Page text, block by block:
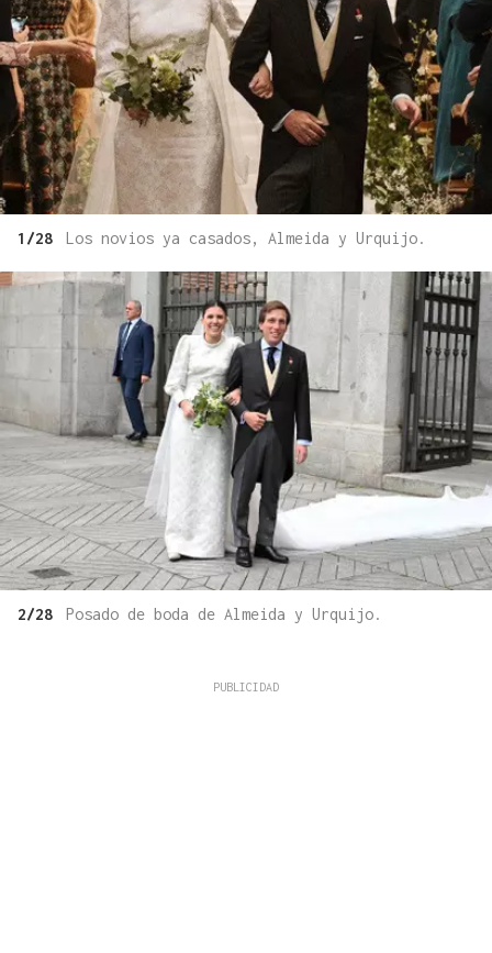
1/28 Los novios ya casados, Almeida y Urquijo.
2/28 Posado de boda de Almeida y Urquijo.